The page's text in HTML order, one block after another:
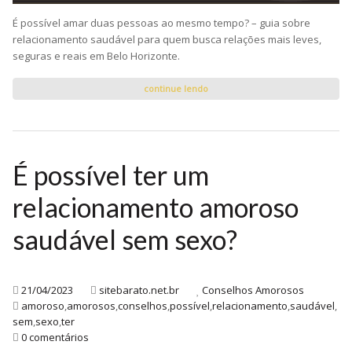
É possível amar duas pessoas ao mesmo tempo? – guia sobre
relacionamento saudável para quem busca relações mais leves,
seguras e reais em Belo Horizonte.
continue lendo
É possível ter um
relacionamento amoroso
saudável sem sexo?
21/04/2023 sitebarato.net.br
Conselhos Amorosos
amoroso,amorosos,conselhos,possível,relacionamento,saudável,
sem,sexo,ter
0 comentários